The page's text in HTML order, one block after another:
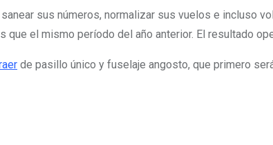
sus números, normalizar sus vuelos e incluso
el mismo período del año anterior. El resultado
de pasillo único y fuselaje angosto, que primero